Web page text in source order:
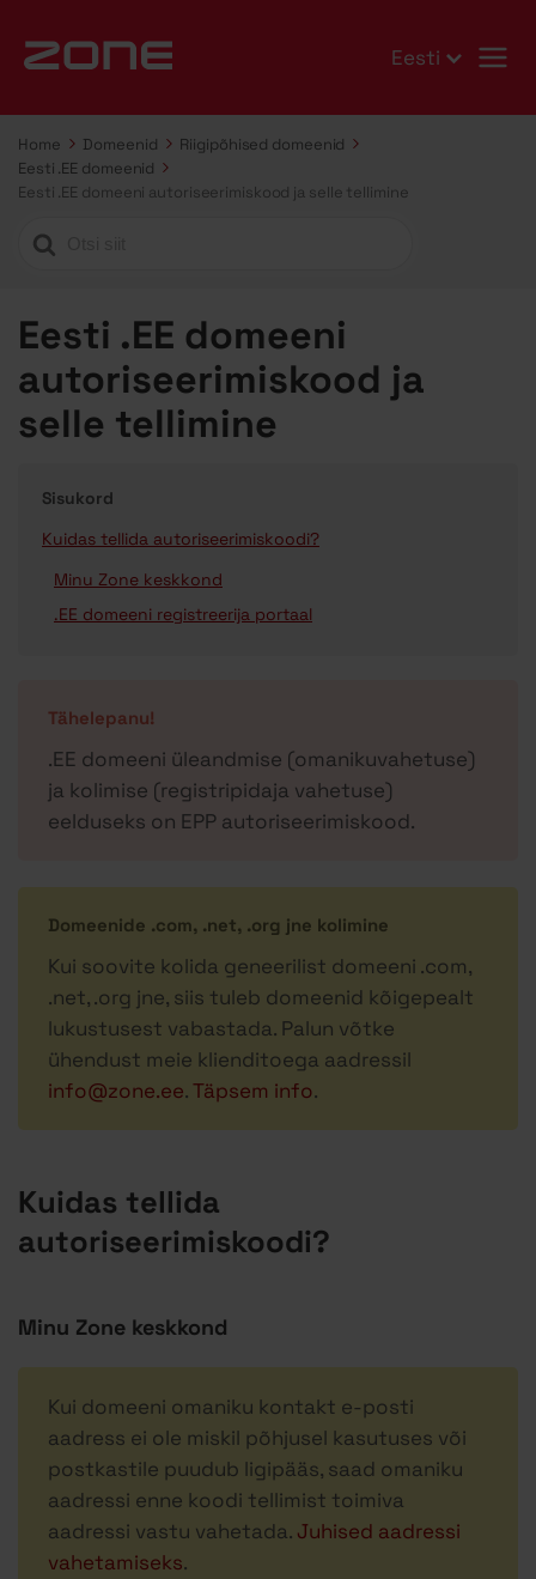
Eesti
Home Domeenid
Riigipõhised domeenid
Eesti .EE domeenid
Eesti .EE domeeni autoriseerimiskood ja selle tellimine
Search
Eesti .EE domeeni
autoriseerimiskood ja
selle tellimine
Sisukord
Kuidas tellida autoriseerimiskoodi?
Minu Zone keskkond
.EE domeeni registreerija portaal
Tähelepanu!
.EE domeeni üleandmise (omanikuvahetuse)
ja kolimise (registripidaja vahetuse)
eelduseks on EPP autoriseerimiskood.
Domeenide .com, .net, .org jne kolimine
Kui soovite kolida geneerilist domeeni .com,
.net, .org jne, siis tuleb domeenid kõigepealt
lukustusest vabastada. Palun võtke
ühendust meie klienditoega aadressil
info@zone.ee.Täpsem info.
Kuidas tellida
autoriseerimiskoodi?
Minu Zone keskkond
Kui domeeni omaniku kontakt e-posti
aadress ei ole miskil põhjusel kasutuses või
postkastile puudub ligipääs, saad omaniku
aadressi enne koodi tellimist toimiva
aadressi vastu vahetada. Juhised aadressi
vahetamiseks.